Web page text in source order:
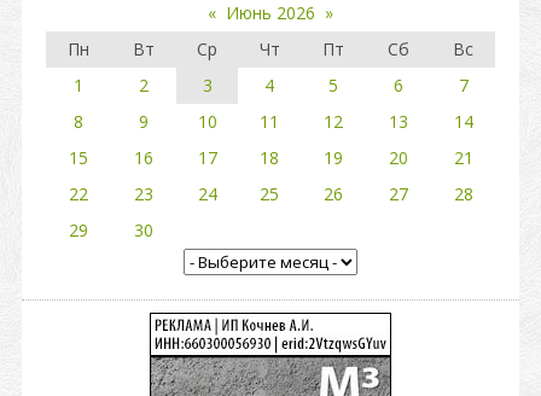
« Июнь 2026 »
Пн
Вт Ср Чт Пт Сб
Вс
1
2 3 4 5 6
7
8
9 10 11 12 13
14
15
16 17 18 19 20
21
22
23 24 25 26 27
28
29
30